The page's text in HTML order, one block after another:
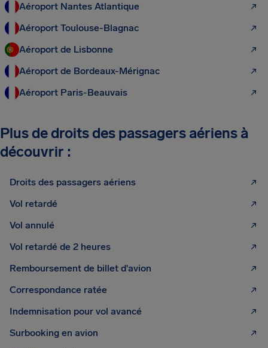
Aéroport Nantes Atlantique
Aéroport Toulouse-Blagnac
Aéroport de Lisbonne
Aéroport de Bordeaux-Mérignac
Aéroport Paris-Beauvais
Plus de droits des passagers aériens à
découvrir :
Droits des passagers aériens
Vol retardé
Vol annulé
Vol retardé de 2 heures
Remboursement de billet d'avion
Correspondance ratée
Indemnisation pour vol avancé
Surbooking en avion